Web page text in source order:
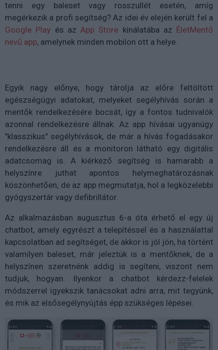
tenni egy baleset vagy rosszullét esetén, amíg
megérkezik a profi segítség? Az idei év elején került fel a
Google Play és az App Store kínálatába az ÉletMentő
nevű app, amelynek minden mobilon ott a helye.
Egyik nagy előnye, hogy tárolja az előre feltöltött
egészségügyi adatokat, melyeket segélyhívás során a
mentők rendelkezésére bocsát, így a fontos tudnivalók
azonnal rendelkezésre állnak. Az app hívásai ugyanúgy
"klasszikus" segélyhívások, de már a hívás fogadásakor
rendelkezésre áll és a monitoron látható egy digitális
adatcsomag is. A kiérkező segítség is hamarabb a
helyszínre juthat apontos helymeghatározásnak
köszönhetően, de az app megmutatja, hol a legközelebbi
gyógyszertár vagy defibrillátor.
Az alkalmazásban augusztus 6-a óta érhető el egy új
chatbot, amely egyrészt a telepítéssel és a használattal
kapcsolatban ad segítséget, de akkor is jól jön, ha történt
valamilyen baleset, már jeleztük is a mentőknek, de a
helyszínen szeretnénk addig is segíteni, viszont nem
tudjuk, hogyan. Ilyenkor a chatbot kérdezz-felelek
módszerrel igyekszik tanácsokat adni arra, mit tegyünk,
és mik az elsősegélynyújtás épp szükséges lépései.